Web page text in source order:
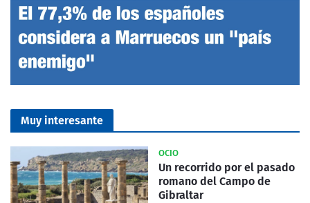
Muy interesante
OCIO
Un recorrido por el pasado
romano del Campo de
Gibraltar